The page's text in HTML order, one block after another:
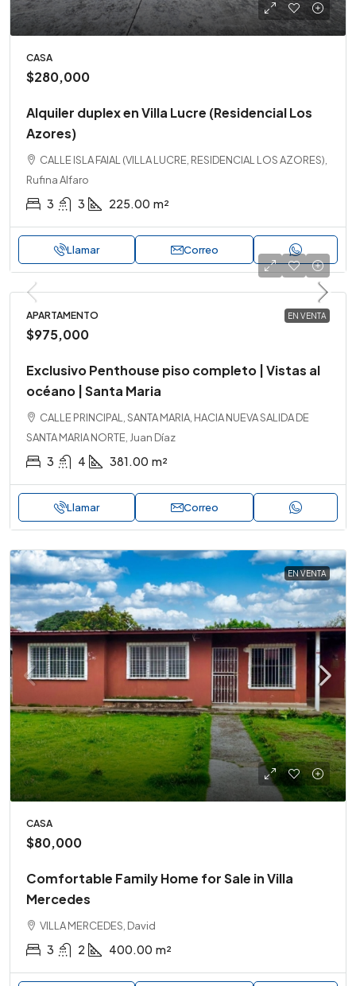
CASA
$280,000
Alquiler duplex en Villa Lucre (Residencial Los
Azores)
CALLE ISLA FAIAL (VILLA LUCRE, RESIDENCIAL LOS AZORES),
Rufina Alfaro
3 3 225.00 m²
Llamar Correo
EN VENTA
APARTAMENTO
$975,000
Exclusivo Penthouse piso completo | Vistas al
océano | Santa Maria
CALLE PRINCIPAL, SANTA MARIA, HACIA NUEVA SALIDA DE
SANTA MARIA NORTE, Juan Díaz
3 4 381.00 m²
Llamar Correo
EN VENTA
CASA
$80,000
Comfortable Family Home for Sale in Villa
Mercedes
VILLA MERCEDES, David
3 2 400.00 m²